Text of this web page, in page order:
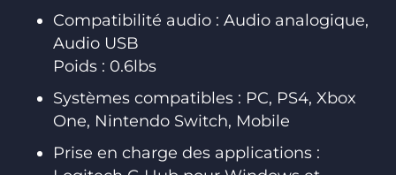
Compatibilité audio : Audio analogique,
Audio USB
Poids : 0.6lbs
Systèmes compatibles : PC, PS4, Xbox
One, Nintendo Switch, Mobile
Prise en charge des applications :